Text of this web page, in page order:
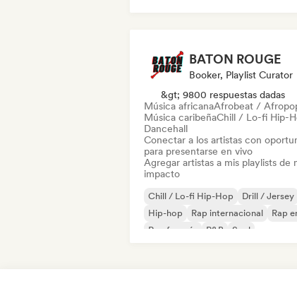
BATON ROUGE
Booker, Playlist Curator
&gt; 9800 respuestas dadas
Música africanaAfrobeat /
Música caribeñaChill / Lo-fi Hip-
Dancehall
Conectar a los artistas con
para presentarse en vivo
Agregar artistas a mis playlists de
impacto
Chill / Lo-fi Hip-Hop
Drill / Jersey
Hip-hop
Rap internacional
Rap
Rap francés
R&B Soul